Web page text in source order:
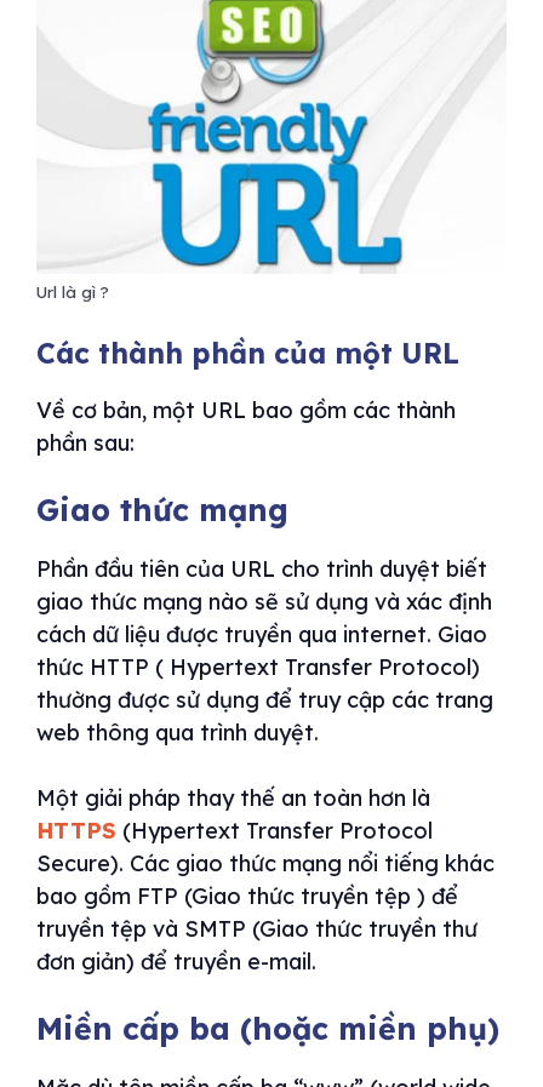
Url là gì ?
Các thành phần của một URL
Về cơ bản, một URL bao gồm các thành
phần sau:
Giao thức mạng
Phần đầu tiên của URL cho trình duyệt biết
giao thức mạng nào sẽ sử dụng và xác định
cách dữ liệu được truyền qua internet. Giao
thức HTTP ( Hypertext Transfer Protocol)
thường được sử dụng để truy cập các trang
web thông qua trình duyệt.
Một giải pháp thay thế an toàn hơn là
HTTPS (Hypertext Transfer Protocol
Secure). Các giao thức mạng nổi tiếng khác
bao gồm FTP (Giao thức truyền tệp ) để
truyền tệp và SMTP (Giao thức truyền thư
đơn giản) để truyền e-mail.
Miền cấp ba (hoặc miền phụ)